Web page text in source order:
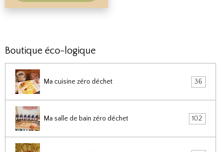
Boutique éco-logique
Ma cuisine zéro déchet 36
Ma salle de bain zéro déchet 102